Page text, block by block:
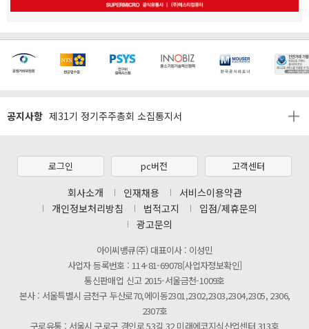
공지사항
[마일리지 적립 및 사용 정책 개편 안내]
[2026년 8월 신용카드 무이자 행사 안내]
[마일리지 적립 및 사용 정책 개편 안내]
제31기 정기주주총회 소집통지서
[마일리지 적립 및 사용 정책 개편 안내]
로그인 pc버전 고객센터
회사소개 인재채용
서비스이용약관
개인정보처리방침
법적고지
입점/제휴문의
광고문의
아이씨뱅큐(주) 대표이사 : 이성민
사업자 등록번호 : 114-81-69078[사업자정보확인]
통신판매업 신고 2015-서울금천-1009호
본사 : 서울특별시 금천구 두산로70,에이동2301,2302,2303,2304,2305, 2306,
2307호
구로유통 : 서울시 구로구 경인로 53길 32 미래에코지식산업센터 313호